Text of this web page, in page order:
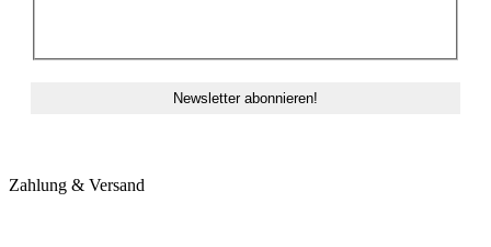
Zahlung & Versand